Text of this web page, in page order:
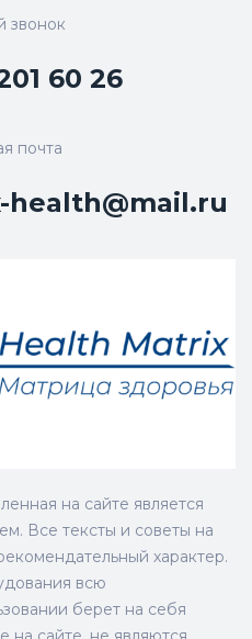
звонок
60 26
почта
health@mail.ru
на сайте является
Все тексты и советы на
характер.
всю
берет на себя